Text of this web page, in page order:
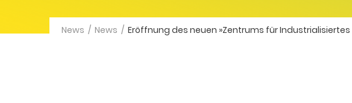
News / News / Eröffnung des neuen »Zentrums für Industrialisiertes